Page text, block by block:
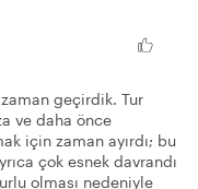
geçirdik. Tur
ve daha önce
için zaman ayırdı; bu
çok esnek davrandı
olması nedeniyle